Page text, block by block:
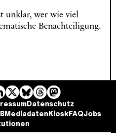
unklar, wer wie viel
Benachteiligung.
B
l
u
T
h
r
M
a
s
Datenschutz
Mediadaten KioskFAQJobs